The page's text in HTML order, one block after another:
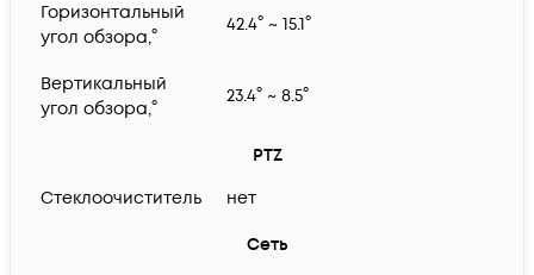
Горизонтальный
угол обзора,°
42.4° ~ 15.1°
Вертикальный
угол обзора,°
23.4° ~ 8.5°
PTZ
Стеклоочиститель
нет
Сеть